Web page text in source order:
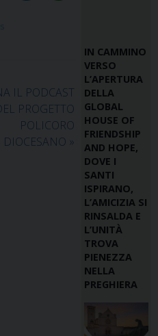
IL PODCAST
PROGETTO
POLICORO
DIOCESANO »
IN CAMMINO
VERSO
L’APERTURA
DELLA
GLOBAL
HOUSE OF
FRIENDSHIP
AND HOPE,
DOVE I
SANTI
ISPIRANO,
L’AMICIZIA SI
RINSALDA E
L’UNITÀ
TROVA
PIENEZZA
NELLA
PREGHIERA